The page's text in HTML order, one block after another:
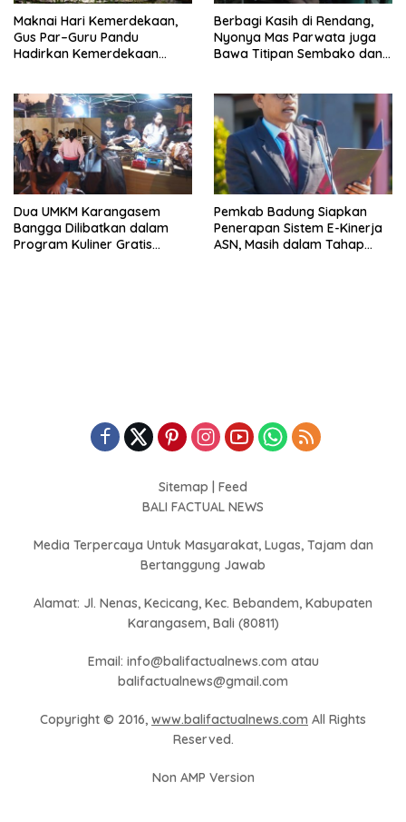
Maknai Hari Kemerdekaan,
Gus Par–Guru Pandu
Hadirkan Kemerdekaan
Berbagi Kasih di Rendang,
Nyonya Mas Parwata juga
Bawa Titipan Sembako dan
Dua UMKM Karangasem
Bangga Dilibatkan dalam
Program Kuliner Gratis
Pemkab Badung Siapkan
Penerapan Sistem E-Kinerja
ASN, Masih dalam Tahap
Sitemap
Feed
BALI FACTUAL NEWS
Media Terpercaya Untuk Masyarakat, Lugas, Tajam dan
Bertanggung Jawab
Alamat: Jl. Nenas, Kecicang, Kec. Bebandem, Kabupaten
Karangasem, Bali (80811)
Email: info@balifactualnews.com atau
balifactualnews@gmail.com
Copyright © 2016, www.balifactualnews.com All Rights
Reserved.
Non AMP Version